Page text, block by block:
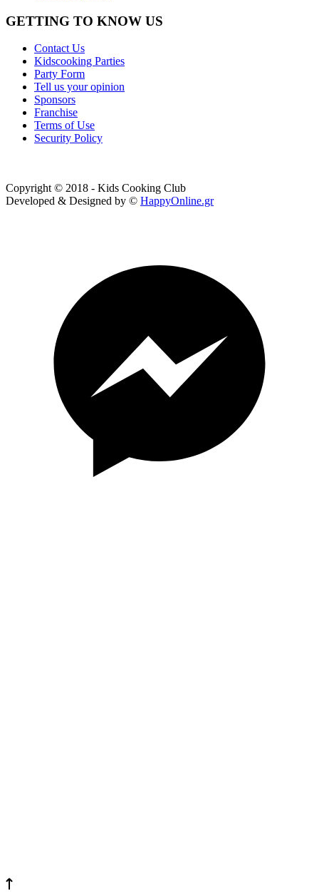
GETTING TO KNOW US
Contact Us
Kidscooking Parties
Party Form
Tell us your opinion
Sponsors
Franchise
Terms of Use
Security Policy
Copyright © 2018 - Kids Cooking Club
Developed & Designed by © HappyOnline.gr